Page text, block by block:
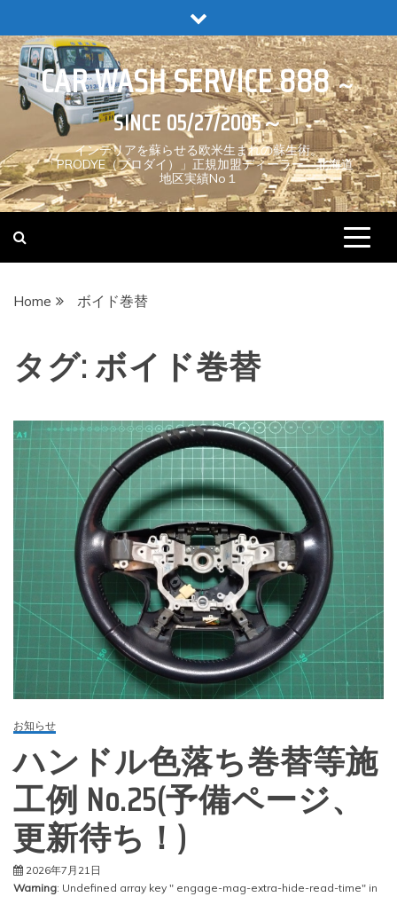
to
contentCAR WASH SERVICE 888
インテリアを蘇らせる欧米生まれの蘇生術。
「PRODYE（プロダイ）」正規加盟ディーラー 北海道
地区実績No１
Home ボイド巻替
タグ:ボイド巻替
お知らせ
ハンドル色落ち巻替等施
工例 No.25(予備ページ、
更新待ち！)
2026年7月21日
Warning: Undefined array key " engage-mag-extra-hide-read-time" in